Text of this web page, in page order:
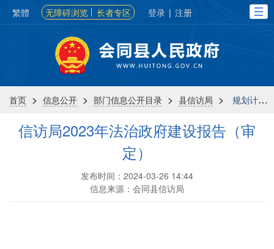
繁體 无障碍浏览 长者专区 登录 | 注册
首页 > 信息公开 > 部门信息公开目录 > 县信访局 > 规划计划
信访局2023年法治政府建设报告（审
定）
发布时间：2024-03-26 14:44
信息来源：会同县信访局